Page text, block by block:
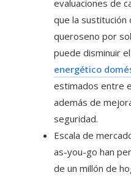
evaluaciones de
que la sustitución
queroseno por
puede disminuir el
energético
estimados entre
además de
seguridad.
Escala de
as-you-go han
de un millón de